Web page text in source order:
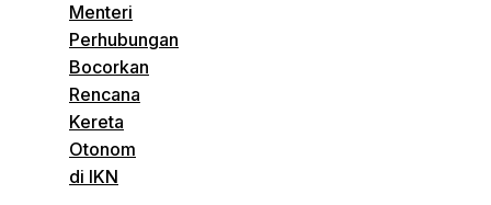
Menteri
Perhubungan
Bocorkan
Rencana
Kereta
Otonom
di IKN